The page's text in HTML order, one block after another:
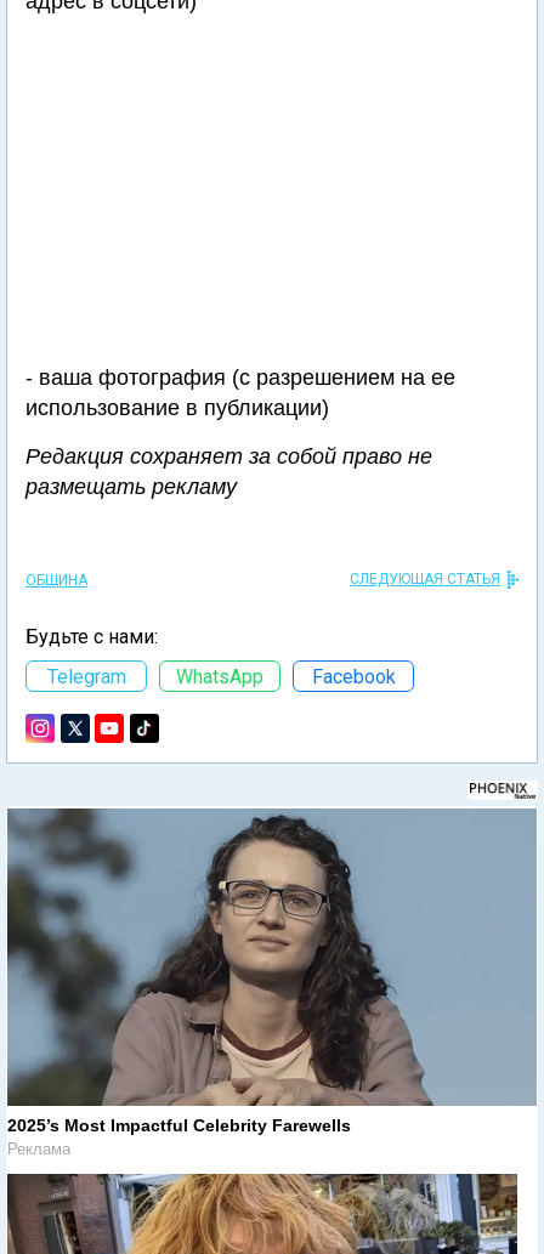
- ваша фотография (с разрешением на ее
использование в публикации)
Редакция сохраняет за собой право не
размещать рекламу
ОБЩИНА СЛЕДУЮЩАЯ СТАТЬЯ
Будьте с нами:
Telegram
WhatsApp Facebook
2025’s Most Impactful Celebrity Farewells
Реклама